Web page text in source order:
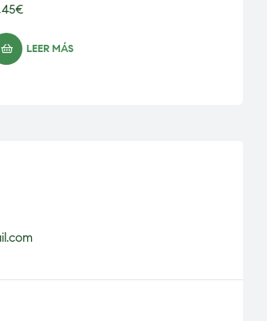
€
LEER MÁS